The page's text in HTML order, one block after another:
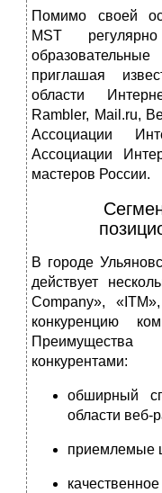
Помимо своей
MST
приглашая
области
Rambler, Mail.ru,
Ассоциации
Ассоциации
мастеров России.
В городе
действует
Company»,
конкуренцию
конкурентами:
обширный
области веб-
приемлемые